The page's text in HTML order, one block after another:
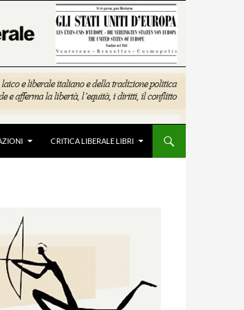
CRITICA LIBERALE LIBRI